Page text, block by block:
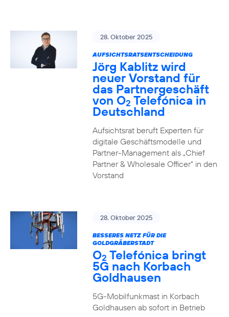
28. Oktober 2025
AUFSICHTSRATSENTSCHEIDUNG
Jörg Kablitz wird
neuer Vorstand für
das Partnergeschäft
von O2 Telefónica in
Deutschland
Aufsichtsrat beruft Experten für
digitale Geschäftsmodelle und
Partner-Management als „Chief
Partner & Wholesale Officer“ in den
Vorstand
28. Oktober 2025
BESSERES NETZ FÜR DIE
GOLDGRÄBERSTADT
O2 Telefónica bringt
5G nach Korbach
Goldhausen
5G-Mobilfunkmast in Korbach
Goldhausen ab sofort in Betrieb